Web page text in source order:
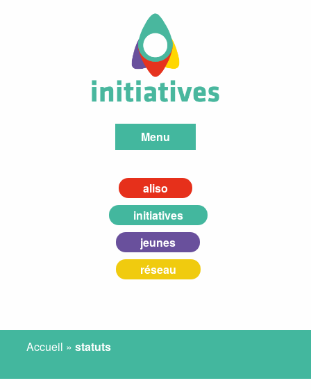
Menu
aliso
initiatives
jeunes
réseau
Accueil »statuts